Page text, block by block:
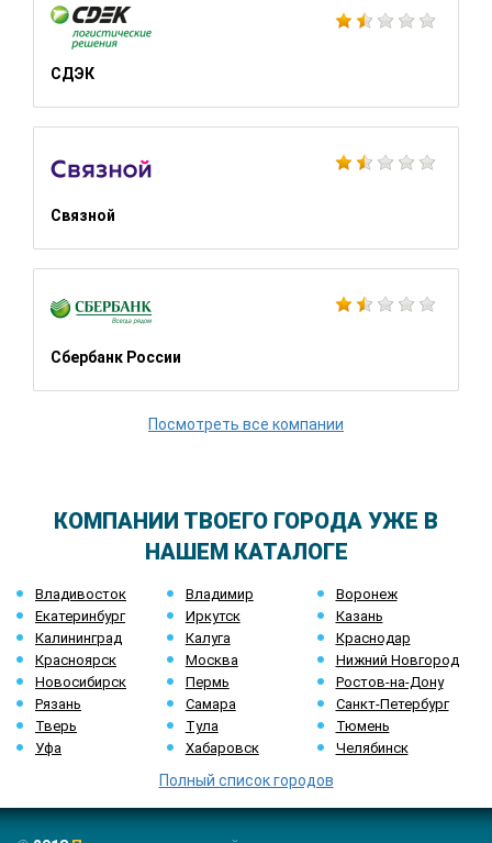
СДЭК
Связной
Сбербанк России
Посмотреть все компании
КОМПАНИИ ТВОЕГО ГОРОДА УЖЕ В
НАШЕМ КАТАЛОГЕ
Владивосток Владимир
Воронеж
Екатеринбург
Иркутск
Казань
Калининград
Калуга
Краснодар
Красноярск
Москва
Нижний Новгород
Новосибирск
Пермь
Ростов-на-Дону
Рязань
Самара
Санкт-Петербург
Тверь
Тула
Тюмень
Уфа
Хабаровск Челябинск
Полный список городов